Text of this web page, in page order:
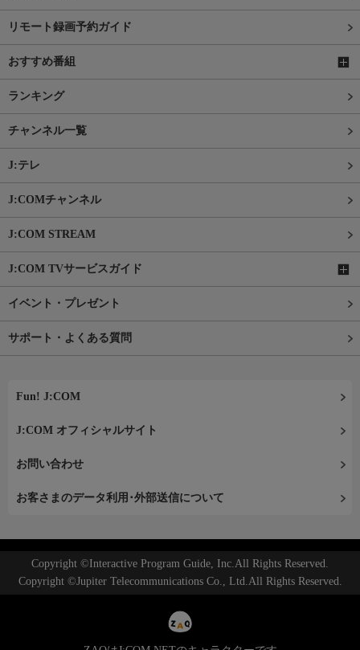
リモート録画予約ガイド
おすすめ番組
ランキング
チャンネル一覧
J:テレ
J:COMチャンネル
J:COM STREAM
J:COM TVサービスガイド
イベント・プレゼント
サポート・よくある質問
Fun! J:COM
J:COM オフィシャルサイト
お問い合わせ
お客さまのデータ利用･外部送信について
Copyright ©Interactive Program Guide, Inc.All Rights Reserved.
Copyright ©Jupiter Telecommunications Co., Ltd.All Rights Reserved.